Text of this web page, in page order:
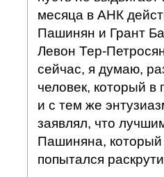
месяца в АНК
Пашинян и Грант
Левон Тер-
сейчас, я думаю,
человек, который
и с тем же
заявлял, что
Пашиняна, который
попытался